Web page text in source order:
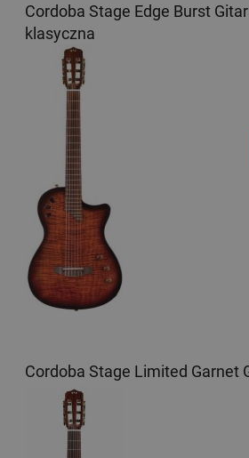
Cordoba Stage Edge Burst
klasyczna
Cordoba Stage Limited Garnet